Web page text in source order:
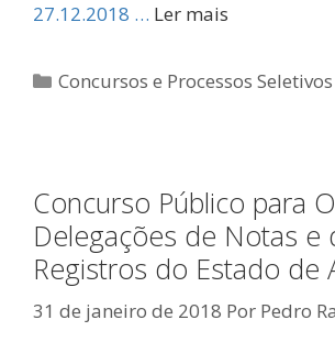
27.12.2018 … Ler mais
Categorias
Concursos e Processos
Concurso Público para
Delegações de Notas e
Registros do Estado de
31 de janeiro de 2018 Por Pedro